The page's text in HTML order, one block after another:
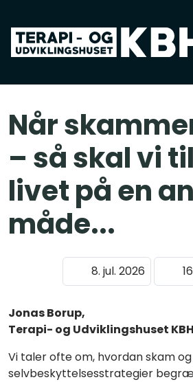
Når
– så skal vi
livet på en
måde...
8. jul. 2026
Jonas Borup,
Terapi- og Udviklingshuset
Vi taler ofte om, hvordan skam
selvbeskyttelsesstrategier